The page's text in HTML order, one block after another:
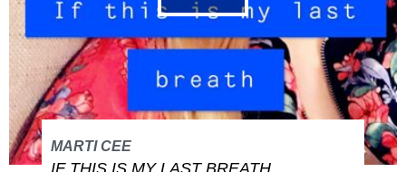
MARTI CEE
IF THIS IS MY LAST BREATH